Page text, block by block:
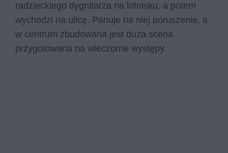
radzieckiego dygnitarza na lotnisku, a potem
wychodzi na ulicę. Panuje na niej poruszenie, a
w centrum zbudowana jest duża scena
przygotowana na wieczorne występy.